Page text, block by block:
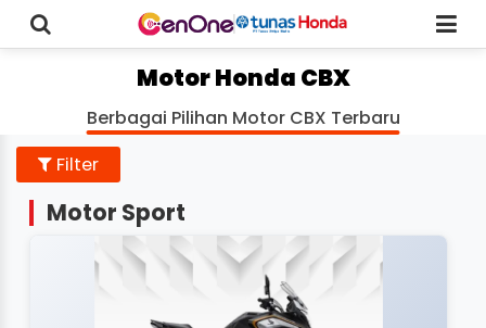
Motor Honda CBX
Berbagai Pilihan Motor CBX Terbaru
Filter
Motor Sport